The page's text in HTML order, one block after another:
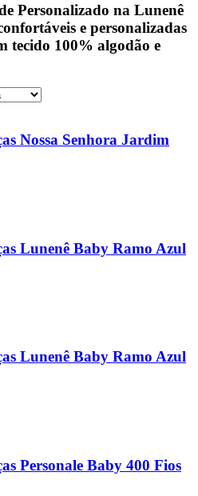
Personalizado na Lunenê
e personalizadas
tecido 100% algodão e
Nossa Senhora Jardim
Lunenê Baby Ramo Azul
Lunenê Baby Ramo Azul
Personale Baby 400 Fios